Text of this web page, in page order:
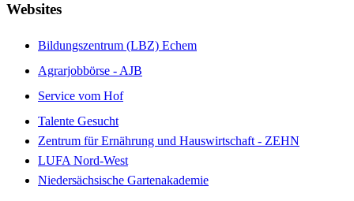
Websites
Bildungszentrum (LBZ) Echem
Agrarjobbörse - AJB
Service vom Hof
Talente Gesucht
Zentrum für Ernährung und Hauswirtschaft - ZEHN
LUFA Nord-West
Niedersächsische Gartenakademie